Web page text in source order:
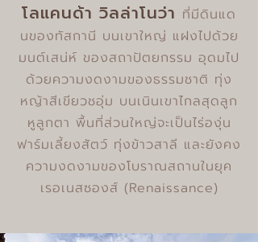
โลแคนด้า วิลล่าโนว่า ที่มีดินแด
นของทัสกานี บนเขาใหญ่ แฝงไปด้วย
มนต์เสน่ห์ ของสถาปัตยกรรม อุดมไป
ด้วยความงดงามของธรรมชาติ ทุ่ง
หญ้าสีเขียวชอุ่ม บนเนินเขาไกลสุดลูก
หูลูกตา พื้นที่ส่วนใหญ่จะเป็นไร่องุ่น
ฟาร์มเลี้ยงสัตว์ ทุ่งข้าวสาลี และยังคง
ความงดงามของโบราณสถานในยุค
เรอเนสซองส์ (Renaissance)